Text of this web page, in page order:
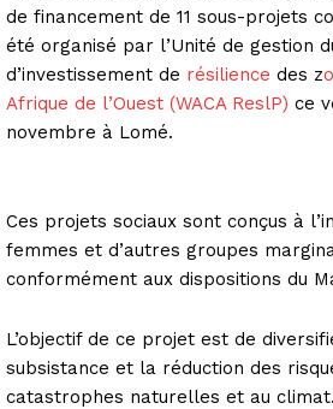
de financement de 11 sous-projets
été organisé par l’Unité de gestion
d’investissement de résilience des z
Afrique de l’Ouest (WACA ReslP) ce
novembre à Lomé.
Ces projets sociaux sont conçus à
femmes et d’autres groupes
conformément aux dispositions du
L’objectif de ce projet est de
subsistance et la réduction des
catastrophes naturelles et au climat.